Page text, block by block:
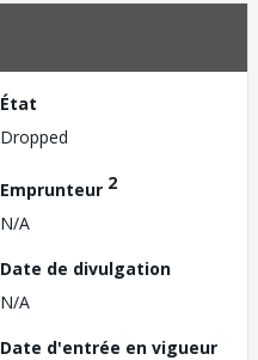
État
Dropped
Emprunteur 2
N/A
Date de divulgation
N/A
Date d'entrée en vigueur